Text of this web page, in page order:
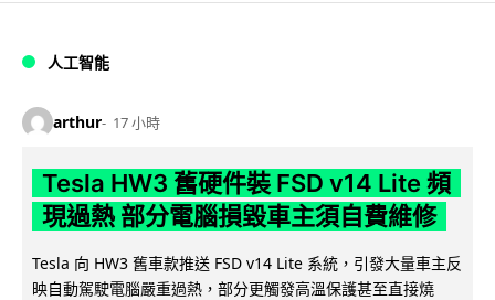
人工智能
arthur 17 小時
Tesla HW3 舊硬件裝 FSD v14 Lite 頻
現過熱 部分電腦損毀車主須自費維修
Tesla 向 HW3 舊車款推送 FSD v14 Lite 系統，引發大量車主反
映自動駕駛電腦嚴重過熱，部分更觸發高溫保護甚至直接燒